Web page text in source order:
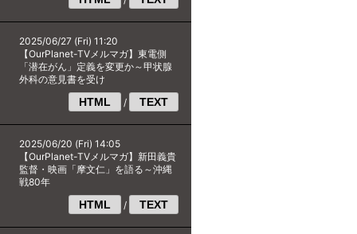
2025/06/27 (Fri) 11:20
【OurPlanet-TVメルマガ】東電側
「潜在がん」定義を変更か～甲状腺
外科の意見書を受け
HTML / TEXT
2025/06/20 (Fri) 14:05
【OurPlanet-TVメルマガ】新田義貴
監督・映画「摩文仁」を語る～沖縄
戦80年
HTML / TEXT